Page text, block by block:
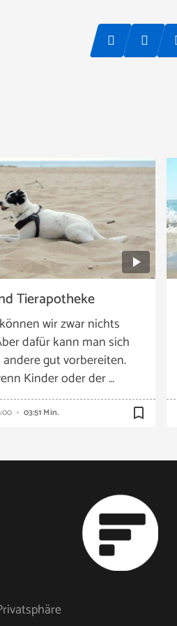
Tierapotheke
wir zwar nichts
dafür kann man sich
andere gut vorbereiten.
Kinder oder der …
03:51 Min. bookmark_border